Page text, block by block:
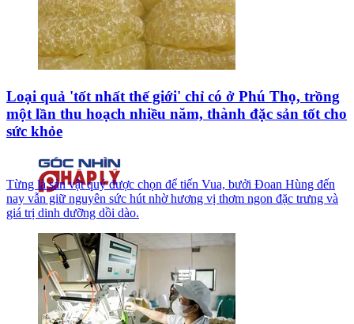
Loại quả 'tốt nhất thế giới' chỉ có ở Phú Thọ, trồng
một lần thu hoạch nhiều năm, thành đặc sản tốt cho
sức khỏe
Từng là sản vật quý được chọn để tiến Vua, bưởi Đoan Hùng đến
nay vẫn giữ nguyên sức hút nhờ hương vị thơm ngon đặc trưng và
giá trị dinh dưỡng dồi dào.